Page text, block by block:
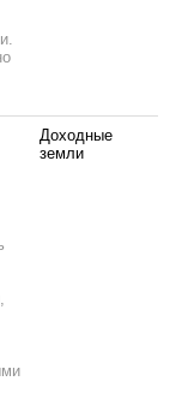
Доходные
земли